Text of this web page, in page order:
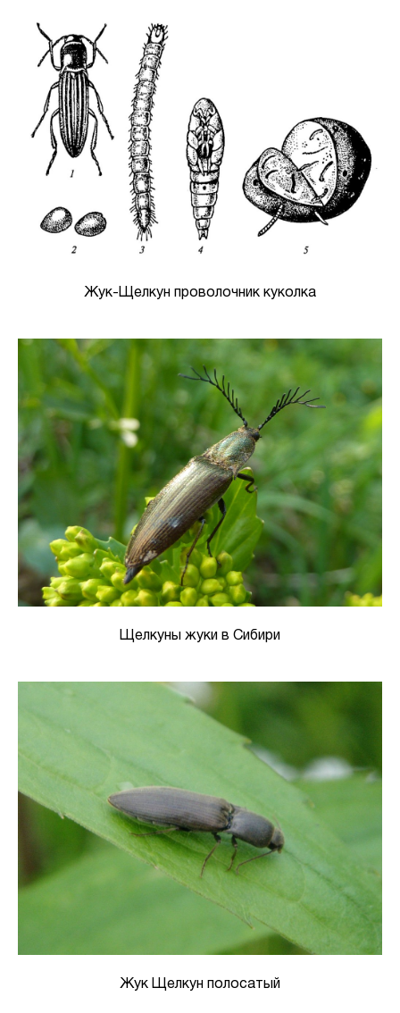
Жук-Щелкун проволочник куколка
Щелкуны жуки в Сибири
Жук Щелкун полосатый